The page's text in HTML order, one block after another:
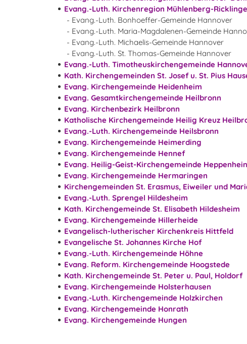
Evang.-Luth. Kirchenregion Mühlenberg-
- Evang.-Luth. Bonhoeffer-Gemeinde Hannover
- Evang.-Luth. Maria-Magdalenen-Gemeinde
- Evang.-Luth. Michaelis-Gemeinde Hannover
- Evang.-Luth. St. Thomas-Gemeinde Hannover
Evang.-Luth. Timotheuskirchengemeinde
Kath. Kirchengemeinden St. Josef u. St. Pius
Evang. Kirchengemeinde Heidenheim
Evang. Gesamtkirchengemeinde Heilbronn
Evang. Kirchenbezirk Heilbronn
Katholische Kirchengemeinde Heilig Kreuz
Evang.-Luth. Kirchengemeinde Heilsbronn
Evang. Kirchengemeinde Heimerding
Evang. Kirchengemeinde Hennef
Evang. Heilig-Geist-Kirchengemeinde Heppenhein
Evang. Kirchengemeinde Hermaringen
Kirchengemeinden St. Erasmus, Eiweiler und
Evang.-Luth. Sprengel Hildesheim
Kath. Kirchengemeinde St. Elisabeth Hildesheim
Evang. Kirchengemeinde Hillerheide
Evangelisch-lutherischer Kirchenkreis Hittfeld
Evangelische St. Johannes Kirche Hof
Evang.-Luth. Kirchengemeinde Höhne
Evang. Reform. Kirchengemeinde Hoogstede
Kath. Kirchengemeinde St. Peter u. Paul, Holdorf
Evang. Kirchengemeinde Holsterhausen
Evang.-Luth. Kirchengemeinde Holzkirchen
Evang. Kirchengemeinde Honrath
Evang. Kirchengemeinde Hungen